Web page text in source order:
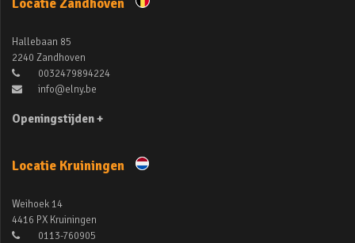
Locatie Zandhoven
Hallebaan 85
2240 Zandhoven
0032479894224
info@elny.be
Openingstijden +
Locatie Kruiningen
Weihoek 14
4416 PX Kruiningen
0113-760905